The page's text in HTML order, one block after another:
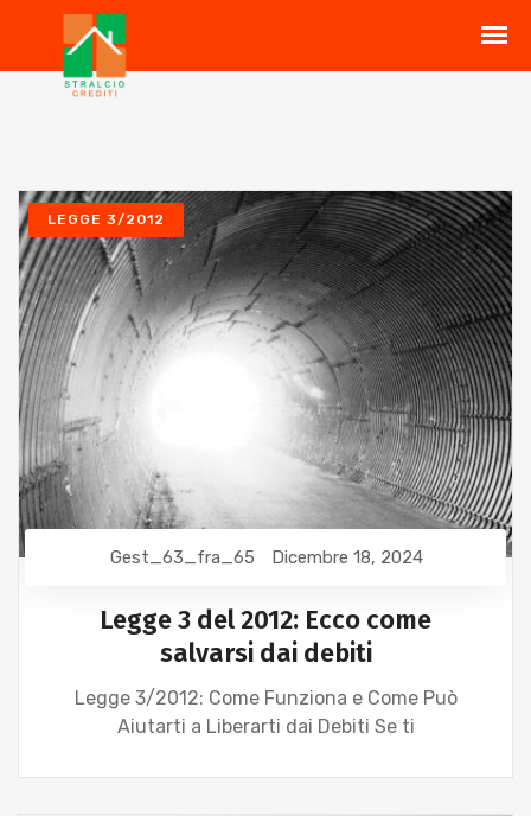
LEGGE 3/2012
Gest_63_fra_65 Dicembre 18, 2024
Legge 3 del 2012: Ecco come
salvarsi dai debiti
Legge 3/2012: Come Funziona e Come Può
Aiutarti a Liberarti dai Debiti Se ti